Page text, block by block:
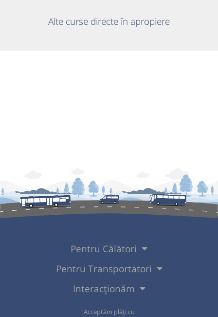
Alte curse directe în apropiere
Pentru Călători
Pentru Transportatori
Interacționăm
Acceptăm plăți cu